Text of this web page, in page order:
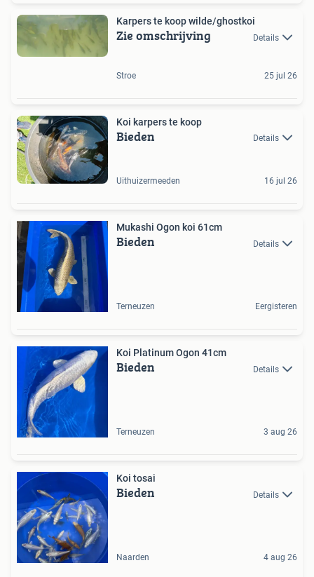
Karpers te koop wilde/ghostkoi
Zie omschrijving Details
Stroe 25 jul 26
Koi karpers te koop
Bieden Details
Uithuizermeeden 16 jul 26
Mukashi Ogon koi 61cm
Bieden Details
Terneuzen Eergisteren
Koi Platinum Ogon 41cm
Bieden Details
Terneuzen 3 aug 26
Koi tosai
Bieden Details
Naarden 4 aug 26